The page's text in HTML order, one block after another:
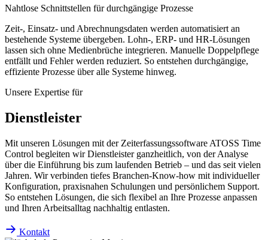
Nahtlose Schnittstellen für durchgängige Prozesse
Zeit-, Einsatz- und Abrechnungsdaten werden automatisiert an
bestehende Systeme übergeben. Lohn-, ERP- und HR-Lösungen
lassen sich ohne Medienbrüche integrieren. Manuelle Doppelpflege
entfällt und Fehler werden reduziert. So entstehen durchgängige,
effiziente Prozesse über alle Systeme hinweg.
Unsere Expertise für
Dienstleister
Mit unseren Lösungen mit der Zeiterfassungssoftware ATOSS Time
Control begleiten wir Dienstleister ganzheitlich, von der Analyse
über die Einführung bis zum laufenden Betrieb – und das seit vielen
Jahren. Wir verbinden tiefes Branchen-Know-how mit individueller
Konfiguration, praxisnahen Schulungen und persönlichem Support.
So entstehen Lösungen, die sich flexibel an Ihre Prozesse anpassen
und Ihren Arbeitsalltag nachhaltig entlasten.
Kontakt